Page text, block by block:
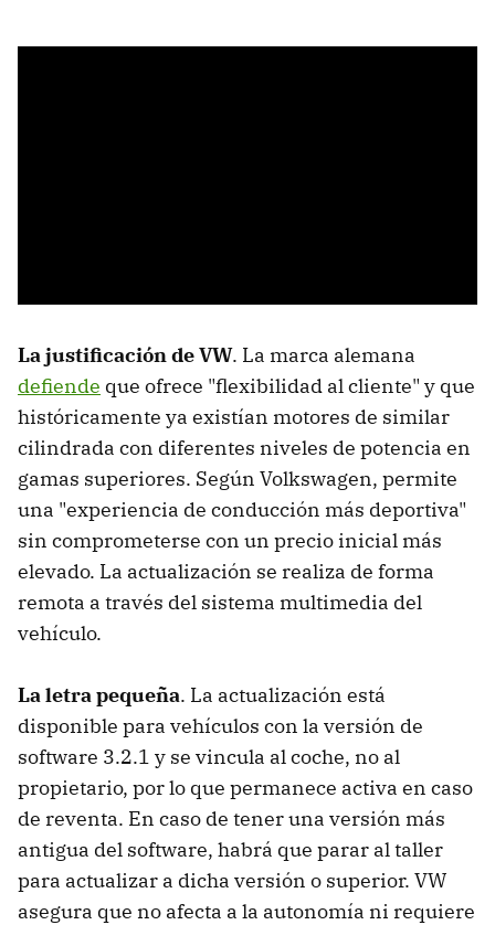
La justificación de VW. La marca alemana
defiende que ofrece "flexibilidad al cliente" y que
históricamente ya existían motores de similar
cilindrada con diferentes niveles de potencia en
gamas superiores. Según Volkswagen, permite
una "experiencia de conducción más deportiva"
sin comprometerse con un precio inicial más
elevado. La actualización se realiza de forma
remota a través del sistema multimedia del
vehículo.
La letra pequeña. La actualización está
disponible para vehículos con la versión de
software 3.2.1 y se vincula al coche, no al
propietario, por lo que permanece activa en caso
de reventa. En caso de tener una versión más
antigua del software, habrá que parar al taller
para actualizar a dicha versión o superior. VW
asegura que no afecta a la autonomía ni requiere